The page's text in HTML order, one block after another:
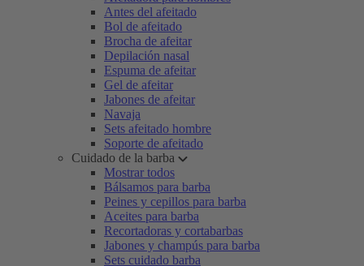
Antes del afeitado
Bol de afeitado
Brocha de afeitar
Depilación nasal
Espuma de afeitar
Gel de afeitar
Jabones de afeitar
Navaja
Sets afeitado hombre
Soporte de afeitado
Cuidado de la barba
Mostrar todos
Bálsamos para barba
Peines y cepillos para barba
Aceites para barba
Recortadoras y cortabarbas
Jabones y champús para barba
Sets cuidado barba